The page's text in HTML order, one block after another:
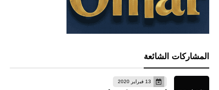
المشاركات الشائعة
13 فبراير 2020